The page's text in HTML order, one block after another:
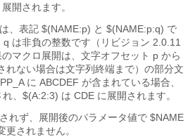
開されます。
、表記 $(NAME:p) と $(NAME:p:q) で
は非負の整数です（リビジョン 2.0.11
マクロ展開は、文字オフセット p から
れない場合は文字列終端まで）の部分文
に ABCDEF が含まれている場合、
、$(A:2:3) は CDE に展開されます。
れず、展開後のパラメータ値で $NAME
更されません。